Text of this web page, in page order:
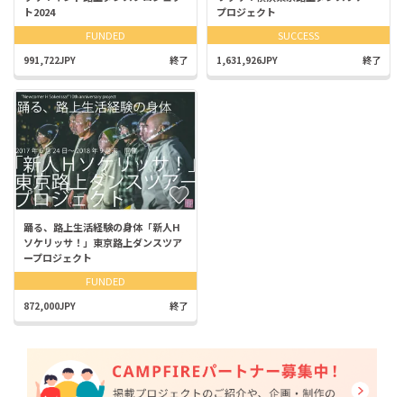
ト2024
FUNDED
991,722JPY 終了
プロジェクト
SUCCESS
1,631,926JPY 終了
踊る、路上生活経験の身体「新人H
ソケリッサ！」東京路上ダンスツア
ープロジェクト
FUNDED
872,000JPY 終了